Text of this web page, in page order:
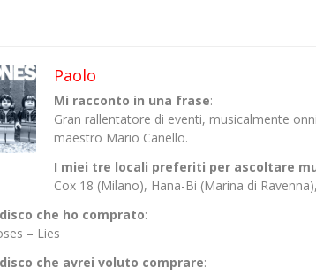
Paolo
Mi racconto in una frase:
Gran rallentatore di eventi, musicalmente
maestro Mario Canello.
I miei tre locali preferiti per ascoltare
Cox 18 (Milano), Hana-Bi (Marina di
che ho comprato:
– Lies
che avrei voluto comprare: